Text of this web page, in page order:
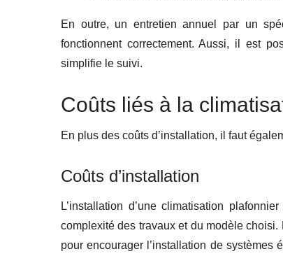
En outre, un entretien annuel par un
fonctionnent correctement. Aussi, il est
simplifie le suivi.
Coûts liés à la
En plus des coûts d’installation, il faut
Coûts d’installation
L’installation d’une climatisation
complexité des travaux et du modèle
pour encourager l’installation de systèmes